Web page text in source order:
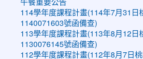
午餐重要公告
114學年度課程計畫(114年7月31日
1140071603號函備查)
113學年度課程計畫(113年8月12日
1130076145號函備查)
112學年度課程計畫(112年8月7日